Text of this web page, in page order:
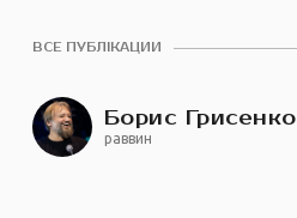
ВСЕ ПУБЛІКАЦИИ
Борис Грисенко
раввин